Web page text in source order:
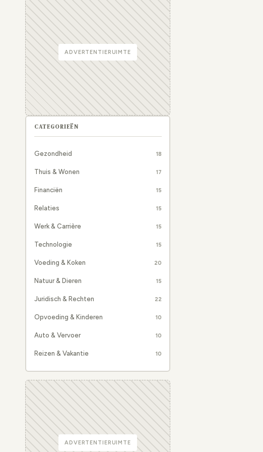
ADVERTENTIERUIMTE
CATEGORIEËN
Gezondheid 18
Thuis & Wonen 17
Financiën 15
Relaties 15
Werk & Carrière 15
Technologie 15
Voeding & Koken 20
Natuur & Dieren 15
Juridisch & Rechten 22
Opvoeding & Kinderen 10
Auto & Vervoer 10
Reizen & Vakantie 10
ADVERTENTIERUIMTE